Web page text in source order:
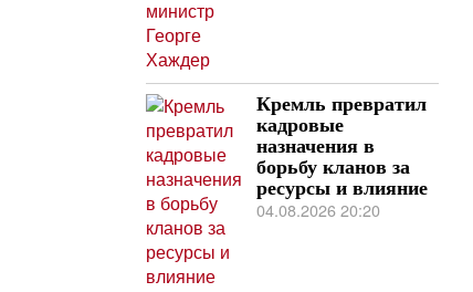
Кремль превратил
кадровые
назначения в
борьбу кланов за
ресурсы и влияние
04.08.2026 20:20